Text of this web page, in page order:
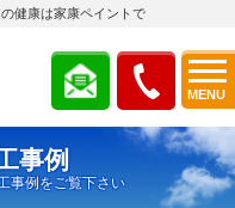
MENU
健康は家康ペイントで
事例
事例をご覧下さい